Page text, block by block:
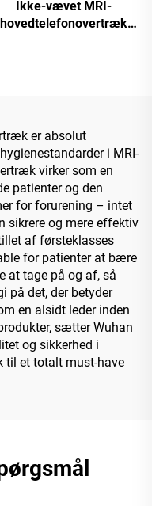
Ikke-vævet MRI-
hovedtelefonovertræk
er absolut
i MRI-
virker som en
patienter og den
for forurening – intet
sikrere og mere effektiv
af førsteklasses
for patienter at bære
at tage på og af, så
på det, der betyder
en alsidt leder inden
sætter Wuhan
og sikkerhed i
til et totalt must-have